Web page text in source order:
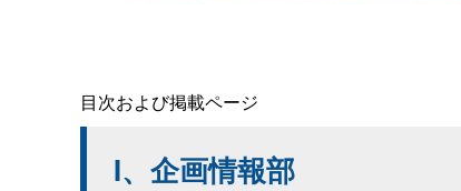
目次および掲載ページ
I、企画情報部